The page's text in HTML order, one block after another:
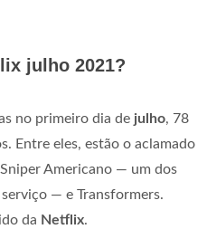
julho 2021?
no primeiro dia de julho, 78
Entre eles, estão o aclamado
Americano — um dos
— e Transformers.
da Netflix.